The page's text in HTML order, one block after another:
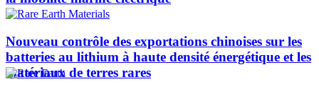
Nouveau contrôle des exportations chinoises sur les
batteries au lithium à haute densité énergétique et les
matériaux de terres rares